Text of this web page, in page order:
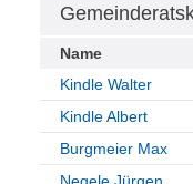
Name
Kindle Walter
Kindle Albert
Burgmeier Max
Negele Jürgen